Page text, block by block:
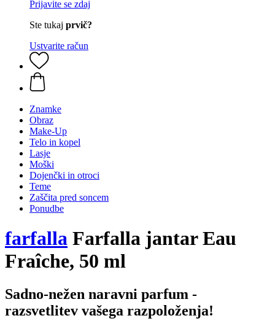
Prijavite se zdaj
Ste tukaj prvič?
Ustvarite račun
Znamke
Obraz
Make-Up
Telo in kopel
Lasje
Moški
Dojenčki in otroci
Teme
Zaščita pred soncem
Ponudbe
farfalla Farfalla jantar Eau
Fraîche, 50 ml
Sadno-nežen naravni parfum -
razsvetlitev vašega razpoloženja!